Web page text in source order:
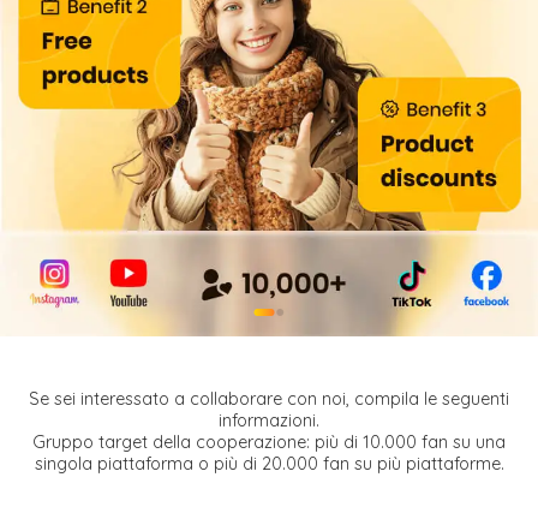
● ●
Se sei interessato a collaborare con noi, compila le seguenti
informazioni.
Gruppo target della cooperazione: più di 10.000 fan su una
singola piattaforma o più di 20.000 fan su più piattaforme.